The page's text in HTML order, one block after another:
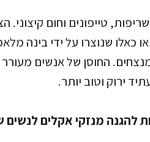
טייפונים וחום
או כאלו שנוצרו על ידי בינה
מנצחים. החוסן של אנשים
ירוק וטוב יותר.
להגנה מנזקי אקלים לנשים